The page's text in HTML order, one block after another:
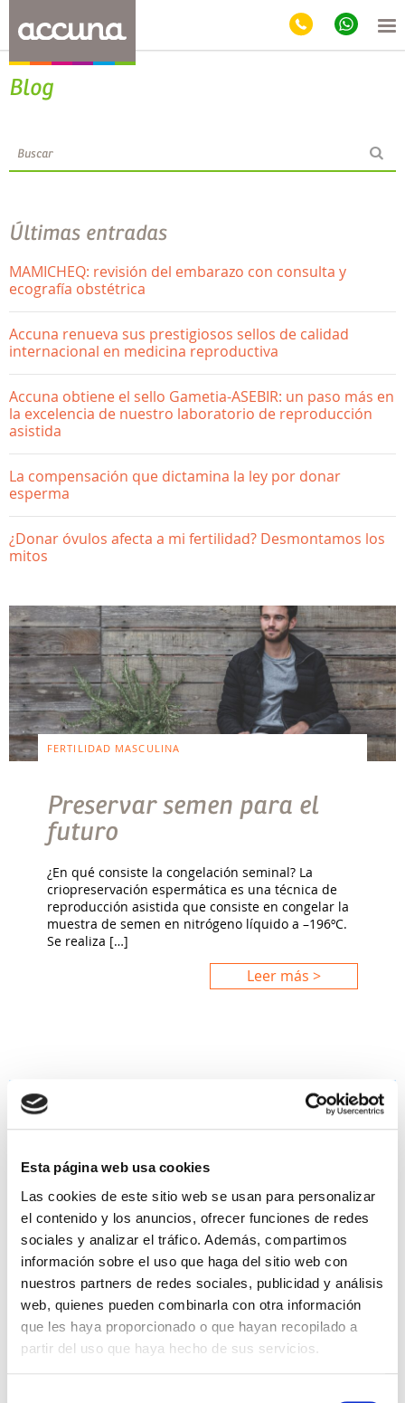
Esta página web usa cookies
Las cookies de este sitio web se usan para personalizar
el contenido y los anuncios, ofrecer funciones de redes
sociales y analizar el tráfico. Además, compartimos
información sobre el uso que haga del sitio web con
nuestros partners de redes sociales, publicidad y análisis
web, quienes pueden combinarla con otra información
que les haya proporcionado o que hayan recopilado a
partir del uso que haya hecho de sus servicios.
Blog
Últimas entradas
MAMICHEQ: revisión del embarazo con consulta y
ecografía obstétrica
Accuna renueva sus prestigiosos sellos de calidad
internacional en medicina reproductiva
Accuna obtiene el sello Gametia-ASEBIR: un paso más en
la excelencia de nuestro laboratorio de reproducción
asistida
La compensación que dictamina la ley por donar
esperma
¿Donar óvulos afecta a mi fertilidad? Desmontamos los
mitos
FERTILIDAD MASCULINA
Preservar semen para el
futuro
¿En qué consiste la congelación seminal? La
criopreservación espermática es una técnica de
reproducción asistida que consiste en congelar la
muestra de semen en nitrógeno líquido a –196ºC.
Se realiza […]
Leer más >
FERTILIDAD MASCULINA, QUIERO SER